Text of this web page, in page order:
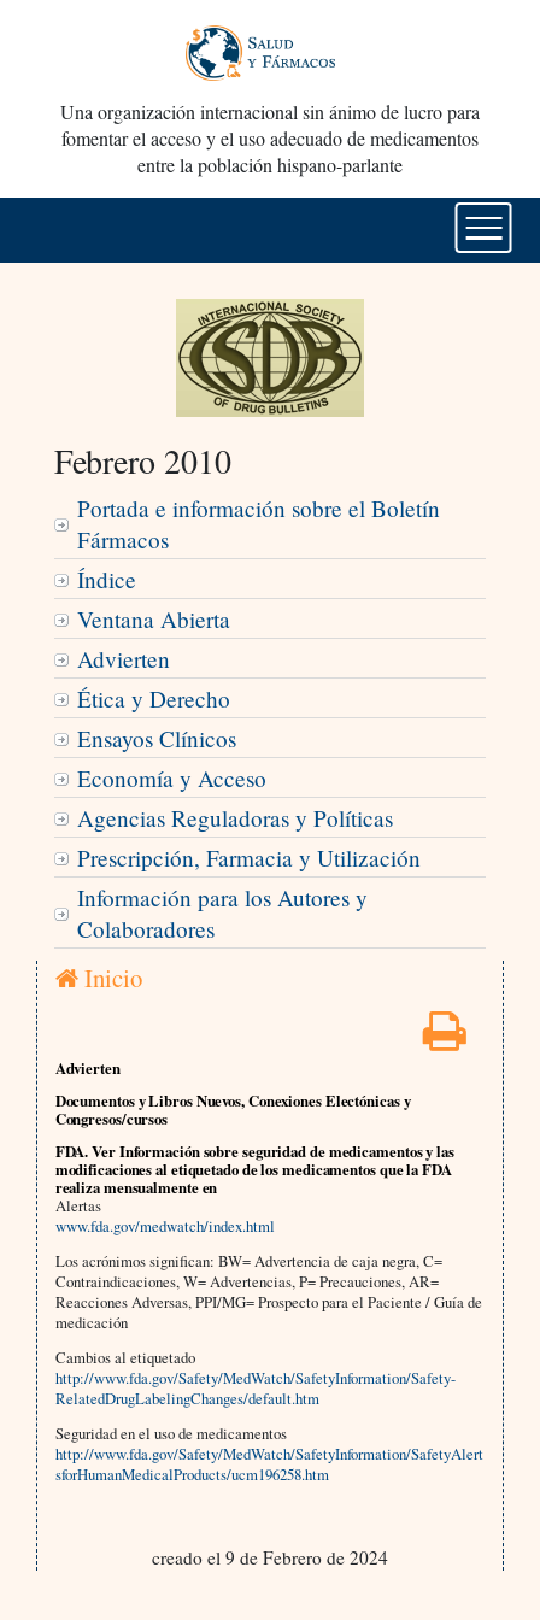
Una organización internacional sin ánimo de lucro para
fomentar el acceso y el uso adecuado de medicamentos
entre la población hispano-parlante
Febrero 2010
Portada e información sobre el Boletín
Fármacos
Índice
Ventana Abierta
Advierten
Ética y Derecho
Ensayos Clínicos
Economía y Acceso
Agencias Reguladoras y Políticas
Prescripción, Farmacia y Utilización
Información para los Autores y
Colaboradores
Inicio
Advierten
Documentos y Libros Nuevos, Conexiones Electónicas y
Congresos/cursos
FDA. Ver Información sobre seguridad de medicamentos y las
modificaciones al etiquetado de los medicamentos que la FDA
realiza mensualmente en
Alertas
www.fda.gov/medwatch/index.html
Los acrónimos significan: BW= Advertencia de caja negra, C=
Contraindicaciones, W= Advertencias, P= Precauciones, AR=
Reacciones Adversas, PPI/MG= Prospecto para el Paciente / Guía de
medicación
Cambios al etiquetado
http://www.fda.gov/Safety/MedWatch/SafetyInformation/Safety-
RelatedDrugLabelingChanges/default.htm
Seguridad en el uso de medicamentos
http://www.fda.gov/Safety/MedWatch/SafetyInformation/SafetyAlert
sforHumanMedicalProducts/ucm196258.htm
creado el 9 de Febrero de 2024